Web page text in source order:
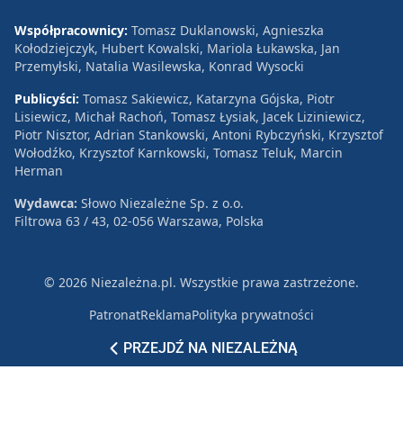
PRZEJDŹ NA NIEZALEŻNĄ
Współpracownicy: Tomasz Duklanowski, Agnieszka
Kołodziejczyk, Hubert Kowalski, Mariola Łukawska, Jan
Przemyłski, Natalia Wasilewska, Konrad Wysocki
Publicyści: Tomasz Sakiewicz, Katarzyna Gójska, Piotr
Lisiewicz, Michał Rachoń, Tomasz Łysiak, Jacek Liziniewicz,
Piotr Nisztor, Adrian Stankowski, Antoni Rybczyński, Krzysztof
Wołodźko, Krzysztof Karnkowski, Tomasz Teluk, Marcin
Herman
Wydawca: Słowo Niezależne Sp. z o.o.
Filtrowa 63 / 43, 02-056 Warszawa, Polska
© 2026 Niezależna.pl. Wszystkie prawa zastrzeżone.
PatronatReklamaPolityka prywatności